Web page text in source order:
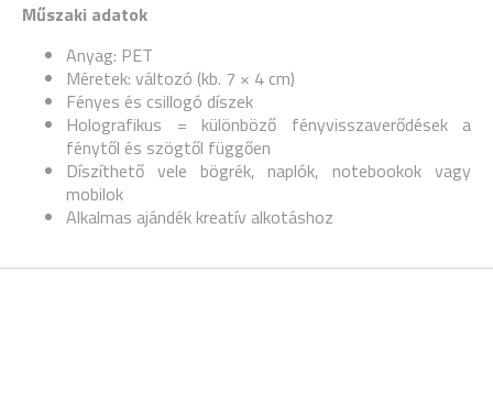
Műszaki adatok
Anyag: PET
Méretek: változó (kb. 7 × 4 cm)
Fényes és csillogó díszek
Holografikus = különböző fényvisszaverődések a
fénytől és szögtől függően
Díszíthető vele bögrék, naplók, notebookok vagy
mobilok
Alkalmas ajándék kreatív alkotáshoz